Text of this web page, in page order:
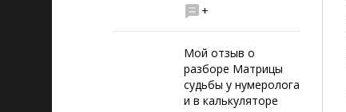
+
Мой отзыв о
разборе Матрицы
судьбы у нумеролога
и в калькуляторе